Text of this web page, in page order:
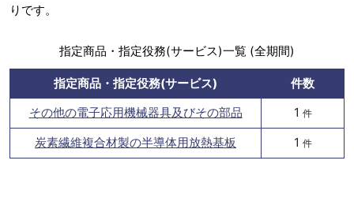
りです。
指定商品・指定役務(サービス)一覧 (全期間)
指定商品・指定役務(サービス)
件数
その他の電子応用機械器具及びその部品
1 件
炭素繊維複合材製の半導体用放熱基板 1 件